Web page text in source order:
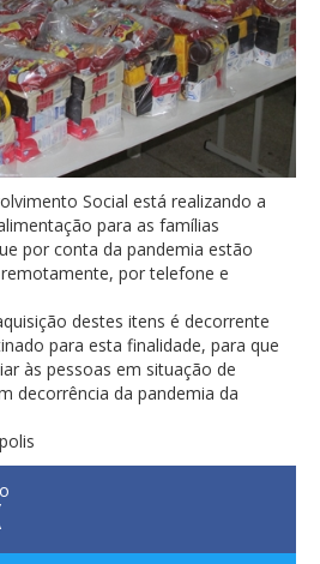
Social está realizando a
para as famílias
por conta da pandemia estão
por telefone e
destes itens é decorrente
para esta finalidade, para que
às pessoas em situação de
decorrência da pandemia da